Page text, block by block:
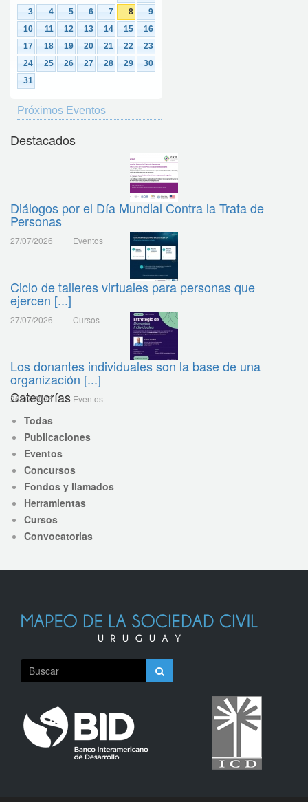
3
4 5 6 7 8
9
10
11 12 13 14 15
16
17
18 19 20 21 22
23
24
25 26 27 28 29
30
31
Próximos Eventos
Destacados
Diálogos por el Día Mundial Contra la Trata de
Personas
27/07/2026 | Eventos
Ciclo de talleres virtuales para personas que
ejercen [...]
27/07/2026 | Cursos
Los donantes individuales son la base de una
organización [...]
26/07/2026 | Eventos
Categorías
Todas
Publicaciones
Eventos
Concursos
Fondos y llamados
Herramientas
Cursos
Convocatorias